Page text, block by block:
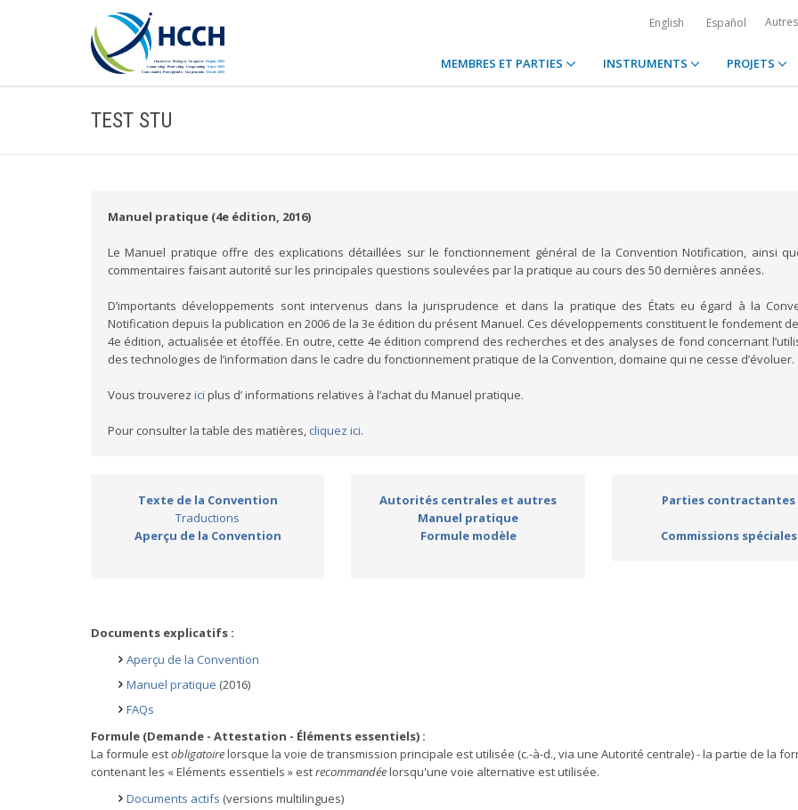
English Español
MEMBRES ET PARTIES INSTRUMENTS PROJETS
TEST STU
Manuel pratique (4e édition, 2016)
Le Manuel pratique offre des explications détaillées sur le fonctionnement général de la Convention Notification, ainsi
commentaires faisant autorité sur les principales questions soulevées par la pratique au cours des 50 dernières années.
D’importants développements sont intervenus dans la jurisprudence et dans la pratique des États eu égard à la
Notification depuis la publication en 2006 de la 3e édition du présent Manuel. Ces développements constituent le fondement
4e édition, actualisée et étoffée. En outre, cette 4e édition comprend des recherches et des analyses de fond concernant
des technologies de l’information dans le cadre du fonctionnement pratique de la Convention, domaine qui ne cesse d’évoluer.
Vous trouverez ici plus d’ informations relatives à l’achat du Manuel pratique.
Pour consulter la table des matières, cliquez ici.
Texte de la Convention
Traductions
Aperçu de la Convention
Autorités centrales et autres
Manuel pratique
Formule modèle
Parties contractantes
Commissions spéciales
Documents explicatifs :
Aperçu de la Convention
Manuel pratique (2016)
FAQs
Formule (Demande - Attestation - Éléments essentiels) :
La formule estobligatoirelorsque la voie de transmission principale est utilisée (c.-à-d., via une Autorité centrale) - la partie de la
contenant les « Eléments essentiels » estrecommandéelorsqu'une voie alternative est utilisée.
Documents actifs (versions multilingues)